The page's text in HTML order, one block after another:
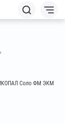
ИКОПАЛ Соло ФМ ЭКМ